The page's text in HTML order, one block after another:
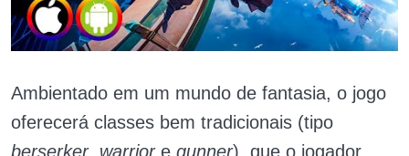
Ambientado em um mundo de fantasia, o jogo
oferecerá classes bem tradicionais (tipo
berserker, warriore gunner), que o jogador